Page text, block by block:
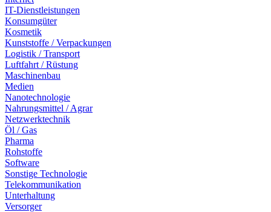
IT-Dienstleistungen
Konsumgüter
Kosmetik
Kunststoffe / Verpackungen
Logistik / Transport
Luftfahrt / Rüstung
Maschinenbau
Medien
Nanotechnologie
Nahrungsmittel / Agrar
Netzwerktechnik
Öl / Gas
Pharma
Rohstoffe
Software
Sonstige Technologie
Telekommunikation
Unterhaltung
Versorger